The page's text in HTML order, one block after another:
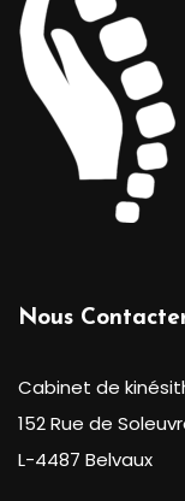
Nous
Cabinet de
152 Rue de
L-4487 Belvaux